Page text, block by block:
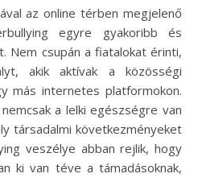
egyre gyakoribb és
Nem csupán a fiatalokat érinti,
akik aktívak a közösségi
más internetes platformokon.
a lelki egészségre van
társadalmi következményeket
veszélye abban rejlik, hogy
ki van téve a támadásoknak,